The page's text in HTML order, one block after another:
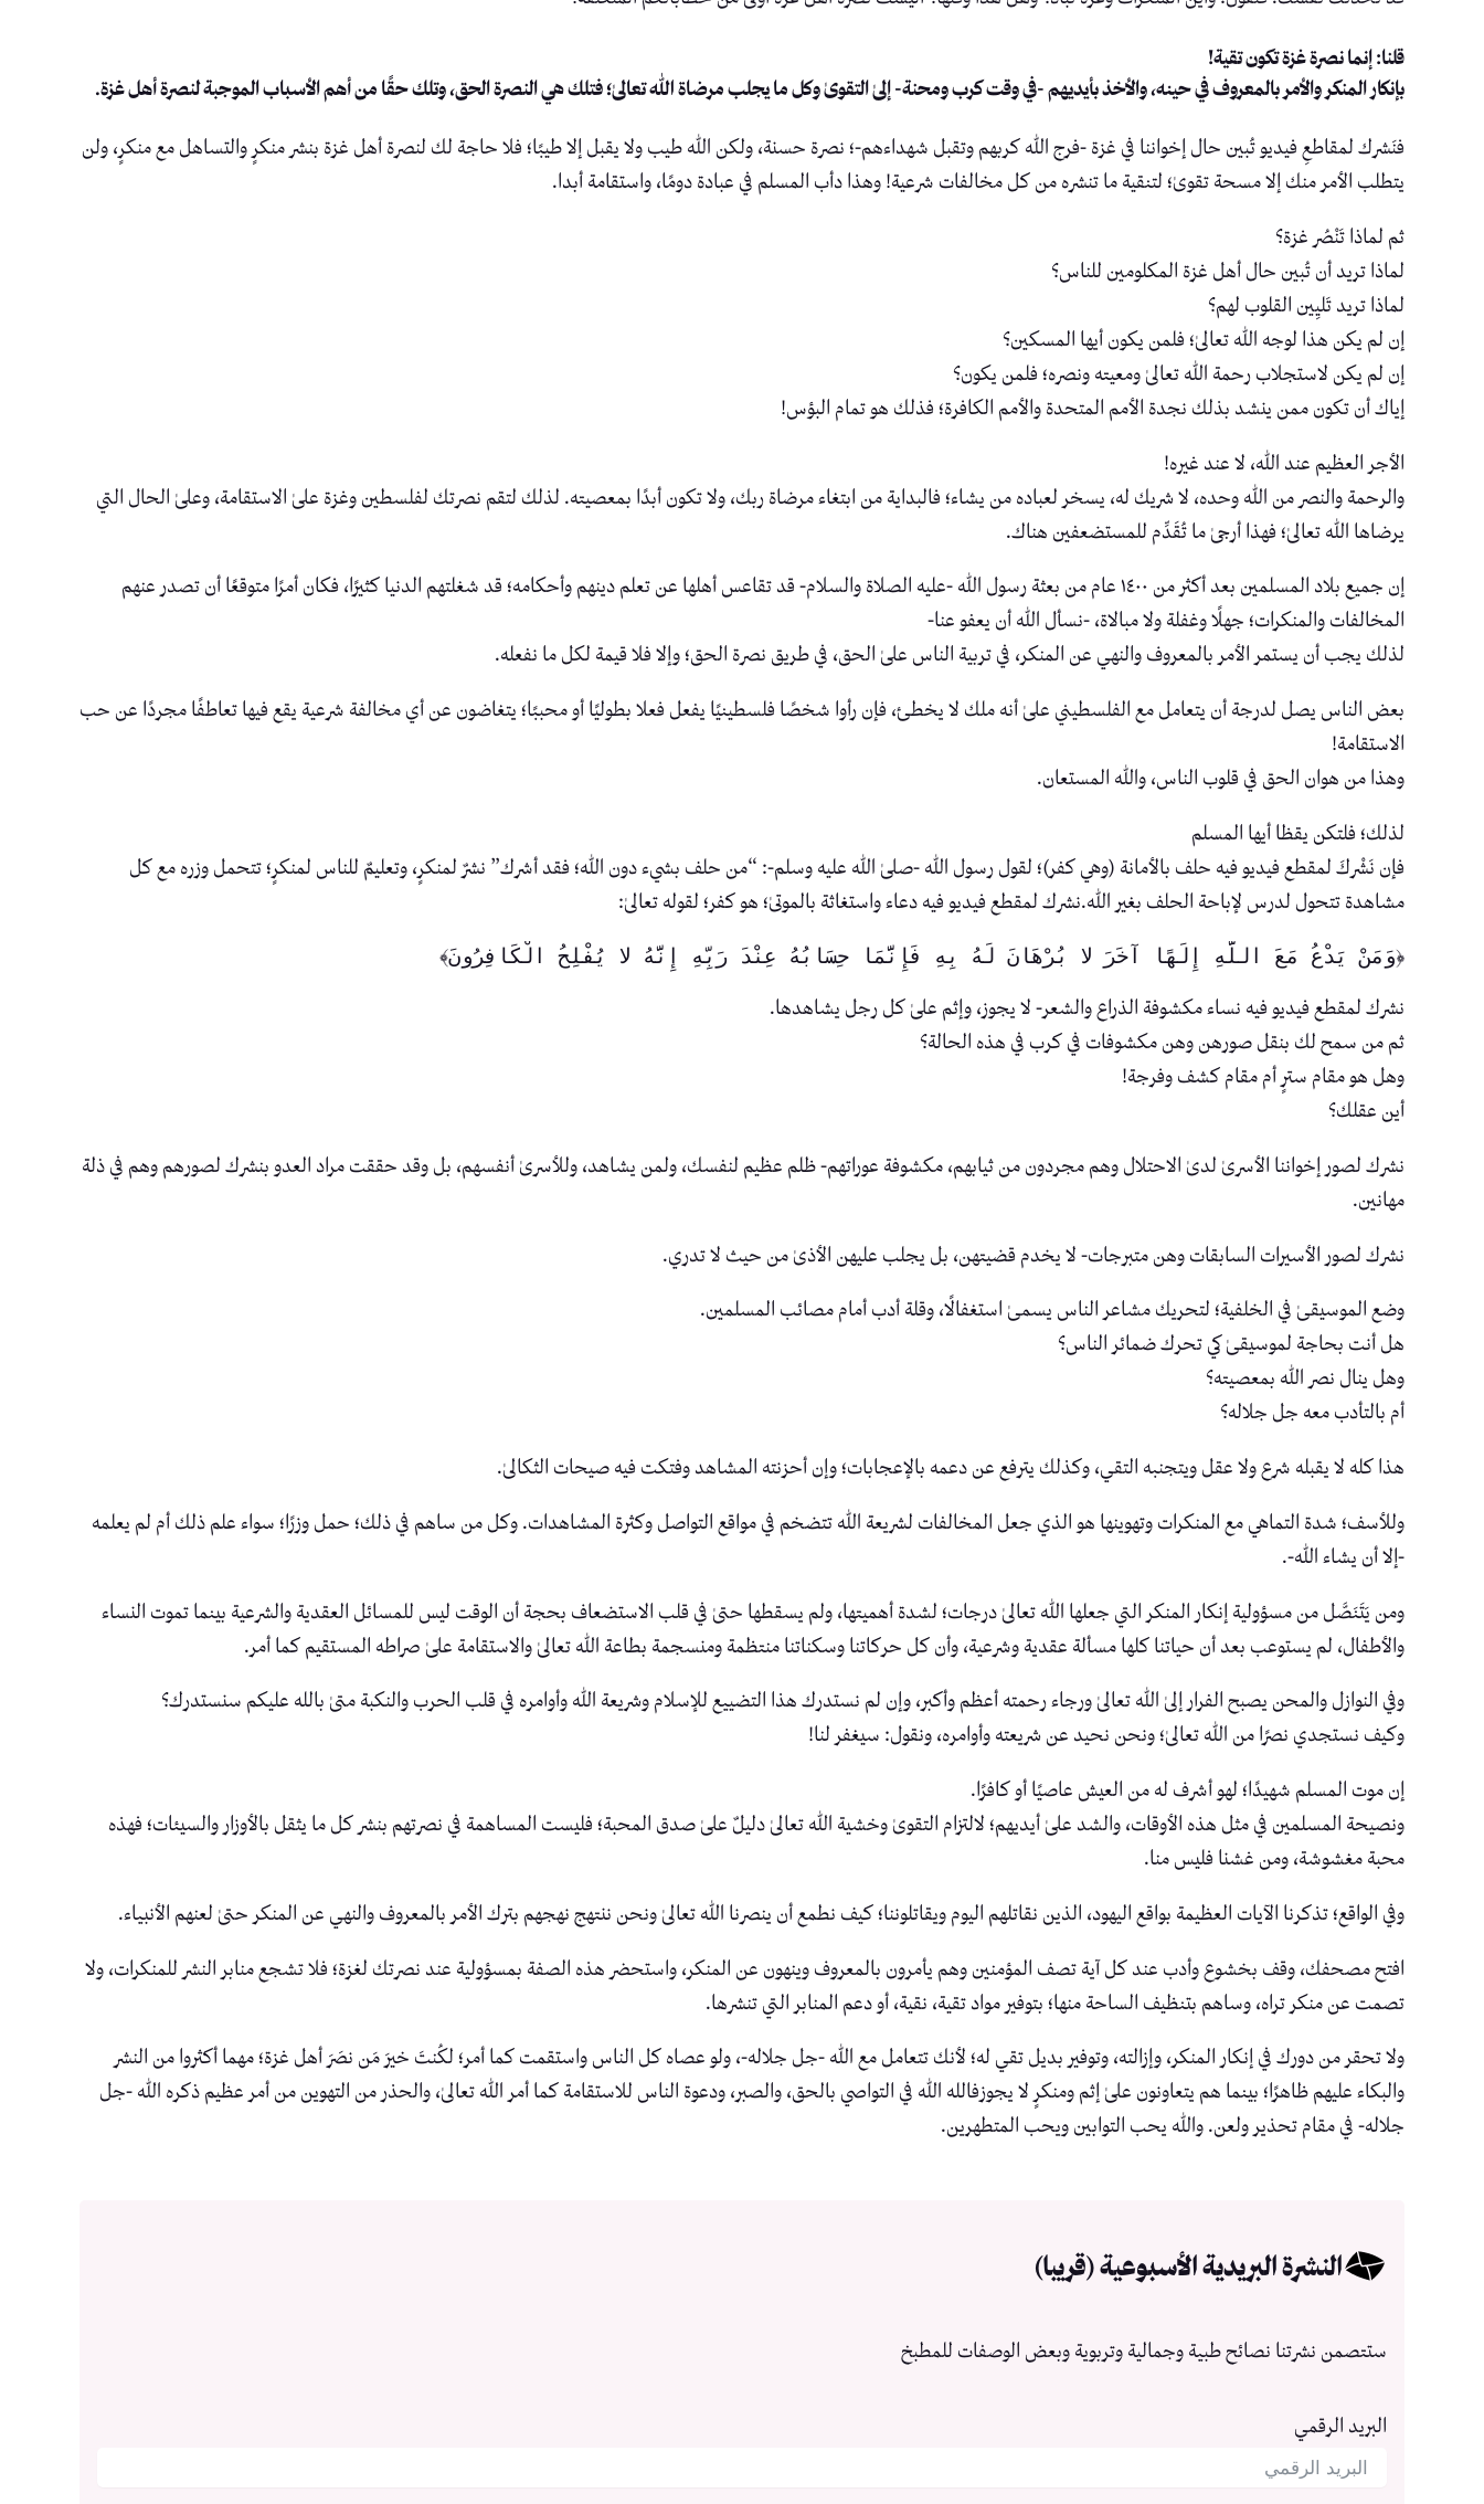
قلنا: إنما نصرة غزة تكون تقية!
بإنكار المنكر والأمر بالمعروف في حينه، والأخذ بأيديهم -في وقت كرب ومحنة- إلىٰ التقوىٰ وكل ما يجلب مرضاة الله تعالىٰ؛ فتلك هي النصرة الحق، وتلك حقًا من أهم الأسباب الموجبة لنصرة أهل غزة.
فنَشرك لمقاطعِ فيديو تُبين حال إخواننا في غزة -فرج الله كربهم وتقبل شهداءهم-؛ نصرة حسنة، ولكن الله طيب ولا يقبل إلا طيبًا؛ فلا حاجة لك لنصرة أهل غزة بنشر منكرٍ والتساهل مع منكرٍ، ولن
يتطلب الأمر منك إلا مسحة تقوىٰ؛ لتنقية ما تنشره من كل مخالفات شرعية! وهذا دأب المسلم في عبادة دومًا، واستقامة أبدا.
ثم لماذا تَنْصُر غزة؟
لماذا تريد أن تُبين حال أهل غزة المكلومين للناس؟
لماذا تريد تَليِين القلوب لهم؟
إن لم يكن هذا لوجه الله تعالىٰ؛ فلمن يكون أيها المسكين؟
إن لم يكن لاستجلاب رحمة الله تعالىٰ ومعيته ونصره؛ فلمن يكون؟
إياك أن تكون ممن ينشد بذلك نجدة الأمم المتحدة والأمم الكافرة؛ فذلك هو تمام البؤس!
الأجر العظيم عند الله، لا عند غيره!
والرحمة والنصر من الله وحده، لا شريك له، يسخر لعباده من يشاء؛ فالبداية من ابتغاء مرضاة ربك، ولا تكون أبدًا بمعصيته. لذلك لتقم نصرتك لفلسطين وغزة علىٰ الاستقامة، وعلىٰ الحال التي
يرضاها الله تعالىٰ؛ فهذا أرجىٰ ما تُقَدِّم للمستضعفين هناك.
إن جميع بلاد المسلمين بعد أكثر من ١٤٠٠ عام من بعثة رسول الله -عليه الصلاة والسلام- قد تقاعس أهلها عن تعلم دينهم وأحكامه؛ قد شغلتهم الدنيا كثيرًا، فكان أمرًا متوقعًا أن تصدر عنهم
المخالفات والمنكرات؛ جهلًا وغفلة ولا مبالاة، -نسأل الله أن يعفو عنا-
لذلك يجب أن يستمر الأمر بالمعروف والنهي عن المنكر، في تربية الناس علىٰ الحق، في طريق نصرة الحق؛ وإلا فلا قيمة لكل ما نفعله.
بعض الناس يصل لدرجة أن يتعامل مع الفلسطيني علىٰ أنه ملك لا يخطئ، فإن رأوا شخصًا فلسطينيًا يفعل فعلا بطوليًا أو محببًا؛ يتغاضون عن أي مخالفة شرعية يقع فيها تعاطفًا مجردًا عن حب
الاستقامة!
وهذا من هوان الحق في قلوب الناس، والله المستعان.
لذلك؛ فلتكن يقظا أيها المسلم
فإن نَشْركَ لمقطع فيديو فيه حلف بالأمانة (وهي كفر)؛ لقول رسول الله -صلىٰ الله عليه وسلم-: “من حلف بشيء دون الله؛ فقد أشرك” نشرٌ لمنكرٍ، وتعليمٌ للناس لمنكرٍ؛ تتحمل وزره مع كل
مشاهدة تتحول لدرس لإباحة الحلف بغير الله.نشرك لمقطع فيديو فيه دعاء واستغاثة بالموتىٰ؛ هو كفر؛ لقوله تعالىٰ:
﴿وَمَنْ يَدْعُ مَعَ اللَّهِ إِلَهًا آخَرَ لا بُرْهَانَ لَهُ بِهِ فَإِنَّمَا حِسَابُهُ عِنْدَ رَبِّهِ إِنَّهُ لا يُفْلِحُ الْكَافِرُونَ﴾
نشرك لمقطع فيديو فيه نساء مكشوفة الذراع والشعر- لا يجوز، وإثم علىٰ كل رجل يشاهدها.
ثم من سمح لك بنقل صورهن وهن مكشوفات في كرب في هذه الحالة؟
وهل هو مقام سترٍ أم مقام كشف وفرجة!
أين عقلك؟
نشرك لصور إخواننا الأسرىٰ لدىٰ الاحتلال وهم مجردون من ثيابهم، مكشوفة عوراتهم- ظلم عظيم لنفسك، ولمن يشاهد، وللأسرىٰ أنفسهم، بل وقد حققت مراد العدو بنشرك لصورهم وهم في ذلة
مهانين.
نشرك لصور الأسيرات السابقات وهن متبرجات- لا يخدم قضيتهن، بل يجلب عليهن الأذىٰ من حيث لا تدري.
وضع الموسيقىٰ في الخلفية؛ لتحريك مشاعر الناس يسمىٰ استغفالًا، وقلة أدب أمام مصائب المسلمين.
هل أنت بحاجة لموسيقىٰ كي تحرك ضمائر الناس؟
وهل ينال نصر الله بمعصيته؟
أم بالتأدب معه جل جلاله؟
هذا كله لا يقبله شرع ولا عقل ويتجنبه التقي، وكذلك يترفع عن دعمه بالإعجابات؛ وإن أحزنته المشاهد وفتكت فيه صيحات الثكالىٰ.
وللأسف؛ شدة التماهي مع المنكرات وتهوينها هو الذي جعل المخالفات لشريعة الله تتضخم في مواقع التواصل وكثرة المشاهدات. وكل من ساهم في ذلك؛ حمل وزرًا؛ سواء علم ذلك أم لم يعلمه
-إلا أن يشاء الله-.
ومن يَتَنَصَّل من مسؤولية إنكار المنكر التي جعلها الله تعالىٰ درجات؛ لشدة أهميتها، ولم يسقطها حتىٰ في قلب الاستضعاف بحجة أن الوقت ليس للمسائل العقدية والشرعية بينما تموت النساء
والأطفال، لم يستوعب بعد أن حياتنا كلها مسألة عقدية وشرعية، وأن كل حركاتنا وسكناتنا منتظمة ومنسجمة بطاعة الله تعالىٰ والاستقامة علىٰ صراطه المستقيم كما أمر.
وفي النوازل والمحن يصبح الفرار إلىٰ الله تعالىٰ ورجاء رحمته أعظم وأكبر، وإن لم نستدرك هذا التضييع للإسلام وشريعة الله وأوامره في قلب الحرب والنكبة متىٰ بالله عليكم سنستدرك؟
وكيف نستجدي نصرًا من الله تعالىٰ؛ ونحن نحيد عن شريعته وأوامره، ونقول: سيغفر لنا!
إن موت المسلم شهيدًا؛ لهو أشرف له من العيش عاصيًا أو كافرًا.
ونصيحة المسلمين في مثل هذه الأوقات، والشد علىٰ أيديهم؛ لالتزام التقوىٰ وخشية الله تعالىٰ دليلٌ علىٰ صدق المحبة؛ فليست المساهمة في نصرتهم بنشر كل ما يثقل بالأوزار والسيئات؛ فهذه
محبة مغشوشة، ومن غشنا فليس منا.
وفي الواقع؛ تذكرنا الآيات العظيمة بواقع اليهود، الذين نقاتلهم اليوم ويقاتلوننا؛ كيف نطمع أن ينصرنا الله تعالىٰ ونحن ننتهج نهجهم بترك الأمر بالمعروف والنهي عن المنكر حتىٰ لعنهم الأنبياء.
افتح مصحفك، وقف بخشوع وأدب عند كل آية تصف المؤمنين وهم يأمرون بالمعروف وينهون عن المنكر، واستحضر هذه الصفة بمسؤولية عند نصرتك لغزة؛ فلا تشجع منابر النشر للمنكرات، ولا
تصمت عن منكر تراه، وساهم بتنظيف الساحة منها؛ بتوفير مواد تقية، نقية، أو دعم المنابر التي تنشرها.
ولا تحقر من دورك في إنكار المنكر، وإزالته، وتوفير بديل تقي له؛ لأنك تتعامل مع الله -جل جلاله-، ولو عصاه كل الناس واستقمت كما أمر؛ لكُنتَ خيرَ مَن نصَرَ أهل غزة؛ مهما أكثروا من النشر
والبكاء عليهم ظاهرًا؛ بينما هم يتعاونون علىٰ إثم ومنكرٍ لا يجوزفالله الله في التواصي بالحق، والصبر، ودعوة الناس للاستقامة كما أمر الله تعالىٰ، والحذر من التهوين من أمر عظيم ذكره الله -جل
جلاله- في مقام تحذير ولعن. والله يحب التوابين ويحب المتطهرين.
النشرة البريدية الأسبوعية (قريبا)
ستتصمن نشرتنا نصائح طبية وجمالية وتربوية وبعض الوصفات للمطبخ
البريد الرقمي